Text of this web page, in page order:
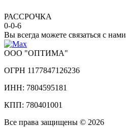
РАССРОЧКА
0-0-6
Вы всегда можете связаться с нами
ООО "ОПТИМА"
ОГРН 1177847126236
ИНН: 7804595181
КПП: 780401001
Все права защищены © 2026